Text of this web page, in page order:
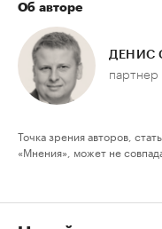
Об авторе
ДЕНИС
партнер
Точка зрения авторов,
«Мнения», может не